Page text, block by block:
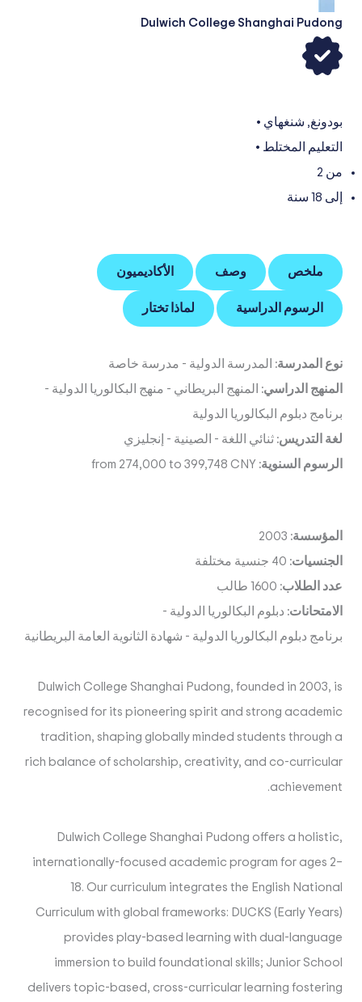
Dulwich College Shanghai Pudong
بودونغ, شنغهاي •
التعليم المختلط •
من 2
إلى 18 سنة
ملخص وصف الأكاديميون
الرسوم الدراسية لماذا تختار
نوع المدرسة: المدرسة الدولية - مدرسة خاصة
المنهج الدراسي: المنهج البريطاني - منهج البكالوريا الدولية -
برنامج دبلوم البكالوريا الدولية
لغة التدريس: ثنائي اللغة - الصينية - إنجليزي
الرسوم السنوية: from 274,000 to 399,748 CNY
المؤسسة: 2003
الجنسيات: 40 جنسية مختلفة
عدد الطلاب: 1600 طالب
الامتحانات: دبلوم البكالوريا الدولية -
برنامج دبلوم البكالوريا الدولية - شهادة الثانوية العامة البريطانية
Dulwich College Shanghai Pudong, founded in 2003, is
recognised for its pioneering spirit and strong academic
tradition, shaping globally minded students through a
rich balance of scholarship, creativity, and co-curricular
achievement.
Dulwich College Shanghai Pudong offers a holistic,
internationally-focused academic program for ages 2–
18. Our curriculum integrates the English National
Curriculum with global frameworks: DUCKS (Early Years)
provides play-based learning with dual-language
immersion to build foundational skills; Junior School
delivers topic-based, cross-curricular learning fostering